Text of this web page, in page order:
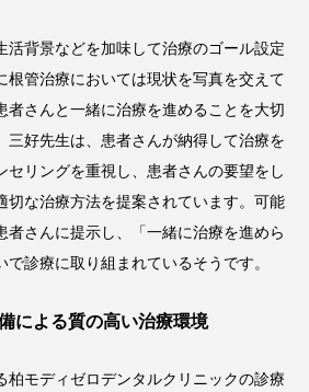
活背景などを加味して治療のゴール設定
根管治療においては現状を写真を交えて
者さんと一緒に治療を進めることを大切
三好先生は、患者さんが納得して治療を
セリングを重視し、患者さんの要望をし
切な治療方法を提案されています。可能
者さんに提示し、「一緒に治療を進めら
診療に取り組まれているそうです。
による質の高い治療環境
柏モディゼロデンタルクリニックの診療